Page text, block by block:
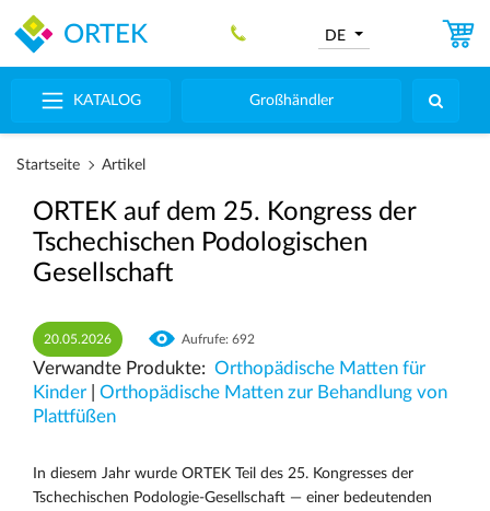
ORTEK
KATALOG Großhändler
DE
Startseite Artikel
ORTEK auf dem 25. Kongress der
Tschechischen Podologischen
Gesellschaft
20.05.2026 Aufrufe: 692
Verwandte Produkte: Orthopädische Matten für
Kinder
Orthopädische Matten zur Behandlung von
Plattfüßen
In diesem Jahr wurde ORTEK Teil des 25. Kongresses der
Tschechischen Podologie-Gesellschaft — einer bedeutenden